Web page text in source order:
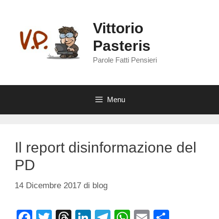
contenuto
Vittorio
Pasteris
Parole Fatti Pensieri
Menu
Il report disinformazione del
PD
14 Dicembre 2017 di blog